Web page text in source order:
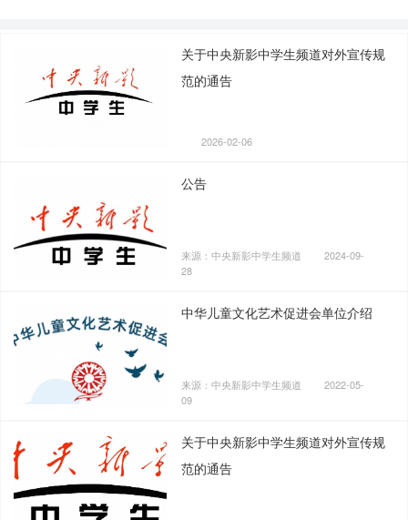
关于中央新影中学生频道对外宣传规
范的通告
2026-02-06
公告
来源：中央新影中学生频道
2024-09-
28
中华儿童文化艺术促进会单位介绍
来源：中央新影中学生频道
2022-05-
09
关于中央新影中学生频道对外宣传规
范的通告